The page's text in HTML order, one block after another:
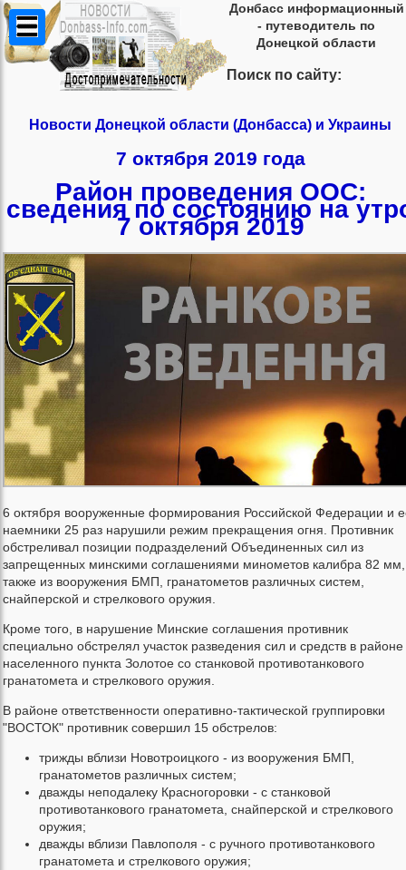
Донбасс информационный
- путеводитель по
Донецкой области
Поиск по сайту:
Новости Донецкой области (Донбасса) и Украины
7 октября 2019 года
Район проведения ООС:
сведения по состоянию на
7 октября 2019
6 октября вооруженные формирования Российской Федерации и
наемники 25 раз нарушили режим прекращения огня. Противник
обстреливал позиции подразделений Объединенных сил из
запрещенных минскими соглашениями минометов калибра 82
также из вооружения БМП, гранатометов различных систем,
снайперской и стрелкового оружия.
Кроме того, в нарушение Минские соглашения противник
специально обстрелял участок разведения сил и средств в районе
населенного пункта Золотое со станковой противотанкового
гранатомета и стрелкового оружия.
В районе ответственности оперативно-тактической группировки
"ВОСТОК" противник совершил 15 обстрелов:
трижды вблизи Новотроицкого - из вооружения БМП,
гранатометов различных систем;
дважды неподалеку Красногоровки - с станковой
противотанкового гранатомета, снайперской и стрелкового
оружия;
дважды вблизи Павлополя - с ручного противотанкового
гранатомета и стрелкового оружия;